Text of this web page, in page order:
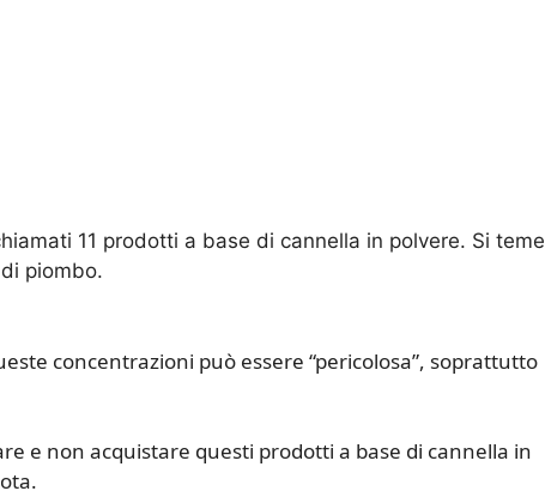
11 prodotti a base di cannella in polvere. Si teme
piombo.
concentrazioni può essere “pericolosa”, soprattutto
e non acquistare questi prodotti a base di cannella in